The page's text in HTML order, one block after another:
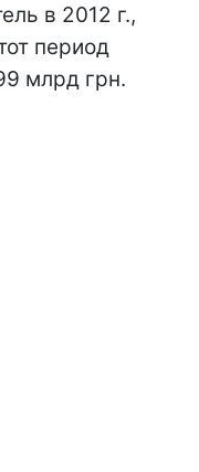
в 2012 г.,
период
млрд грн.